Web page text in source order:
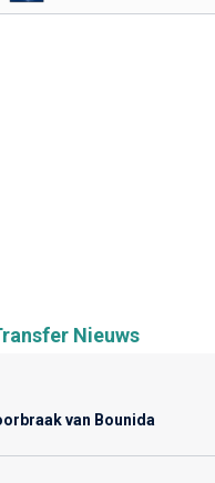
Nieuws
van Bounida